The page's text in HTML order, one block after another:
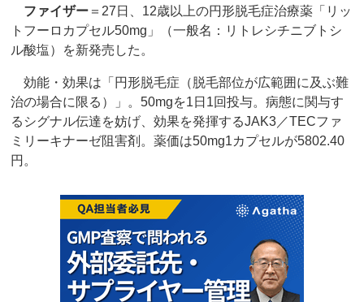
ファイザー ＝27日、12歳以上の円形脱毛症治療薬「リッ
トフーロカプセル50mg」（一般名：リトレシチニブトシ
ル酸塩）を新発売した。
効能・効果は「円形脱毛症（脱毛部位が広範囲に及ぶ難
治の場合に限る）」。50mgを1日1回投与。病態に関与す
るシグナル伝達を妨げ、効果を発揮するJAK3／TECファ
ミリーキナーゼ阻害剤。薬価は50mg1カプセルが5802.40
円。